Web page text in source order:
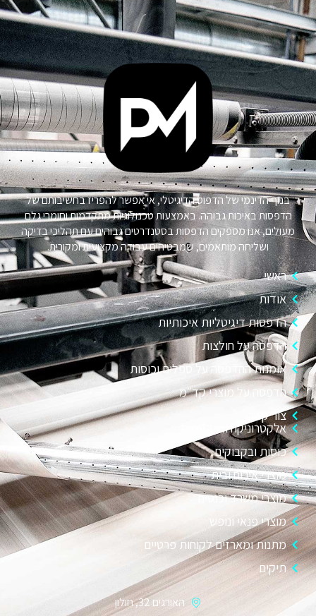
בנוף הדינמי של הדפוס הדיגיטלי, אי אפשר להפריז בחשיבותם של
הדפסות באיכות גבוהה. באמצעות טכנולוגיות מתקדמות וחומרי גלם
מעולים, אנו מספקים הדפסות בסטנדרטים גבוהים עם תהליכי בדיקה
ושליחה מותאמים, שמבטיחים עבודה מקצועית ומקורית.
ראשי
אודות
הדפסות דיגיטליות איכותיות
הדפסה על חולצות
אומנות ההדפסה על ספלים וכוסות
הדפסה על מוצרי קד״מ
צור קשר
אלקטרוניקה וגאדג׳טים
כוסות ובקבוקים
מוצרי אירוח ובית
מוצרי משרד וכנסים
מוצרי פנאי ונופש
מתנות ומארזים לקוחות פרטיים
תיקים
האורגים 32, חולון